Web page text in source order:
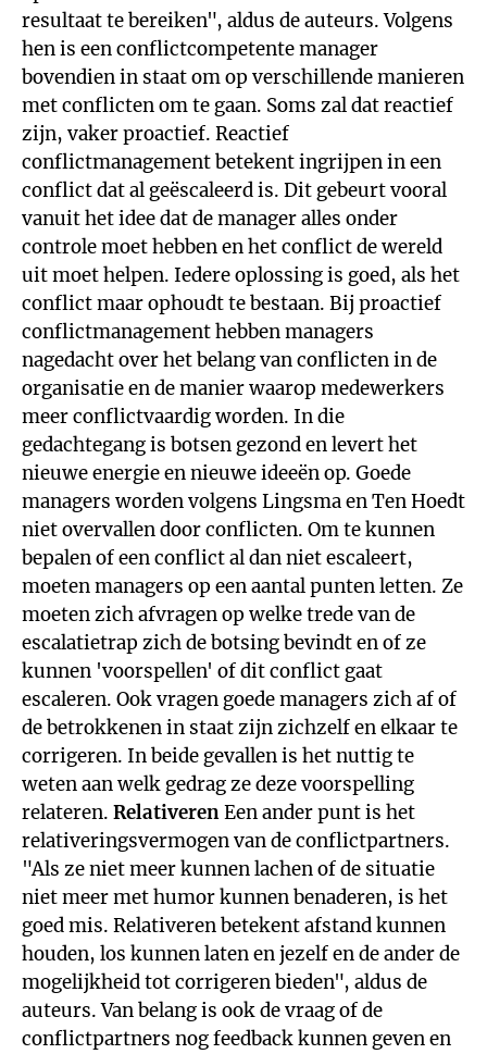
resultaat te bereiken", aldus de auteurs. Volgens
hen is een conflictcompetente manager
bovendien in staat om op verschillende manieren
met conflicten om te gaan. Soms zal dat reactief
zijn, vaker proactief. Reactief
conflictmanagement betekent ingrijpen in een
conflict dat al geëscaleerd is. Dit gebeurt vooral
vanuit het idee dat de manager alles onder
controle moet hebben en het conflict de wereld
uit moet helpen. Iedere oplossing is goed, als het
conflict maar ophoudt te bestaan. Bij proactief
conflictmanagement hebben managers
nagedacht over het belang van conflicten in de
organisatie en de manier waarop medewerkers
meer conflictvaardig worden. In die
gedachtegang is botsen gezond en levert het
nieuwe energie en nieuwe ideeën op. Goede
managers worden volgens Lingsma en Ten Hoedt
niet overvallen door conflicten. Om te kunnen
bepalen of een conflict al dan niet escaleert,
moeten managers op een aantal punten letten. Ze
moeten zich afvragen op welke trede van de
escalatietrap zich de botsing bevindt en of ze
kunnen 'voorspellen' of dit conflict gaat
escaleren. Ook vragen goede managers zich af of
de betrokkenen in staat zijn zichzelf en elkaar te
corrigeren. In beide gevallen is het nuttig te
weten aan welk gedrag ze deze voorspelling
relateren. RelativerenEen ander punt is het
relativeringsvermogen van de conflictpartners.
"Als ze niet meer kunnen lachen of de situatie
niet meer met humor kunnen benaderen, is het
goed mis. Relativeren betekent afstand kunnen
houden, los kunnen laten en jezelf en de ander de
mogelijkheid tot corrigeren bieden", aldus de
auteurs. Van belang is ook de vraag of de
conflictpartners nog feedback kunnen geven en